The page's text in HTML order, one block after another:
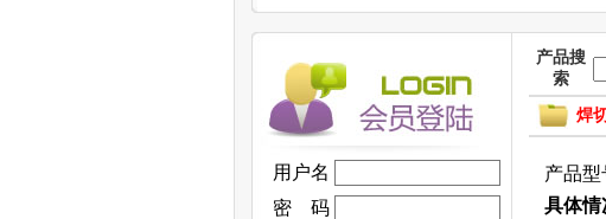
用户名
密 码
产品搜
索
焊
产品型
具体情